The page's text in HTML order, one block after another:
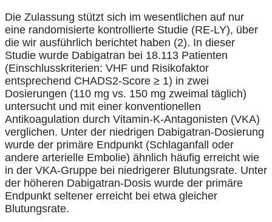
Die Zulassung stützt sich im wesentlichen auf nur
eine randomisierte kontrollierte Studie (RE-LY), über
die wir ausführlich berichtet haben (2). In dieser
Studie wurde Dabigatran bei 18.113 Patienten
(Einschlusskriterien: VHF und Risikofaktor
entsprechend CHADS2-Score ≥ 1) in zwei
Dosierungen (110 mg vs. 150 mg zweimal täglich)
untersucht und mit einer konventionellen
Antikoagulation durch Vitamin-K-Antagonisten (VKA)
verglichen. Unter der niedrigen Dabigatran-Dosierung
wurde der primäre Endpunkt (Schlaganfall oder
andere arterielle Embolie) ähnlich häufig erreicht wie
in der VKA-Gruppe bei niedrigerer Blutungsrate. Unter
der höheren Dabigatran-Dosis wurde der primäre
Endpunkt seltener erreicht bei etwa gleicher
Blutungsrate.